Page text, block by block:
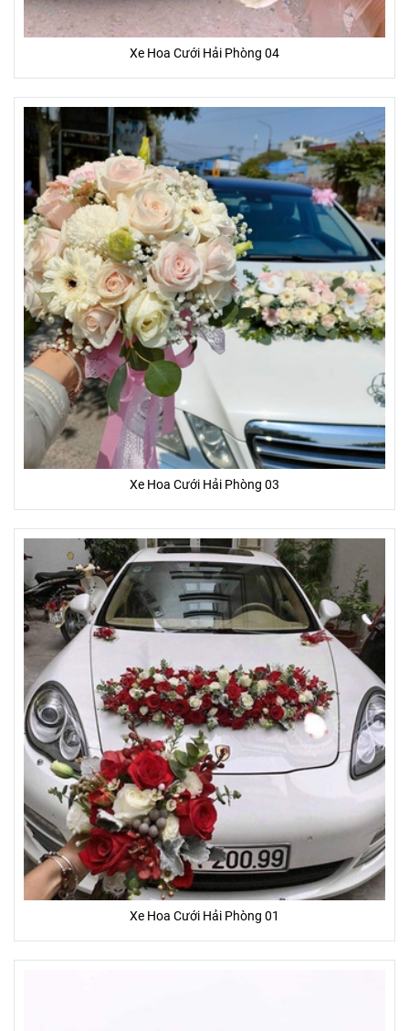
Xe Hoa Cưới Hải Phòng 04
Xe Hoa Cưới Hải Phòng 03
Xe Hoa Cưới Hải Phòng 01